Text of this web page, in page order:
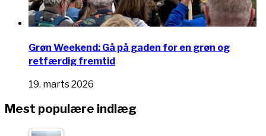
Grøn Weekend: Gå på gaden for en grøn og
retfærdig fremtid
19. marts 2026
Mest populære indlæg